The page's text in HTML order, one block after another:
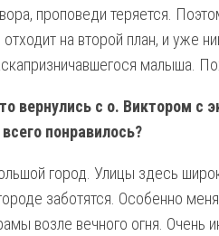
проповеди теряется.
отходит на второй план, и уже
малыша.
вернулись с о. Виктором с
понравилось?
город. Улицы здесь
заботятся. Особенно
возле вечного огня. Очень